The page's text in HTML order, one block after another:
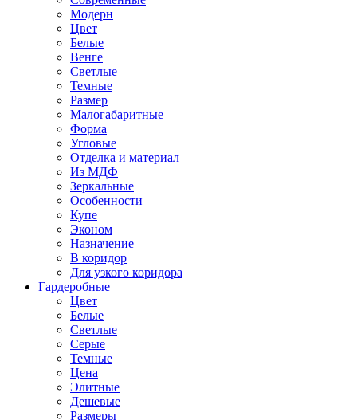
Модерн
Цвет
Белые
Венге
Светлые
Темные
Размер
Малогабаритные
Форма
Угловые
Отделка и материал
Из МДФ
Зеркальные
Особенности
Купе
Эконом
Назначение
В коридор
Для узкого коридора
Гардеробные
Цвет
Белые
Светлые
Серые
Темные
Цена
Элитные
Дешевые
Размеры